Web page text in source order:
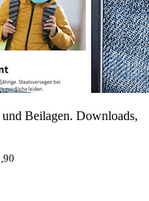
Beilagen. Downloads,